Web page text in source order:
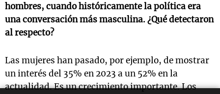
hombres, cuando históricamente la política era
una conversación más masculina. ¿Qué detectaron
al respecto?
Las mujeres han pasado, por ejemplo, de mostrar
un interés del 35% en 2023 a un 52% en la
actualidad. Es un crecimiento importante. Los